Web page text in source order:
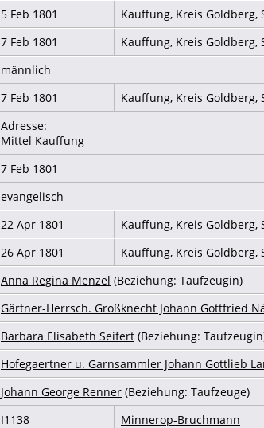
5 Feb 1801
Kauffung, Kreis Goldberg,
7 Feb 1801
Kauffung, Kreis Goldberg,
männlich
7 Feb 1801
Kauffung, Kreis Goldberg,
Adresse:
Mittel Kauffung
7 Feb 1801
evangelisch
22 Apr 1801
Kauffung, Kreis Goldberg,
26 Apr 1801
Kauffung, Kreis Goldberg,
Anna Regina Menzel (Beziehung: Taufzeugin)
Gärtner-Herrsch. Großknecht Johann Gottfried
Barbara Elisabeth Seifert (Beziehung:
Hofegaertner u. Garnsammler Johann Gottlieb
Johann George Renner (Beziehung: Taufzeuge)
I1138
Minnerop-Bruchmann